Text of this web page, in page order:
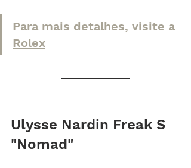
Para mais detalhes, visite a
Rolex
Ulysse Nardin Freak S
"Nomad"